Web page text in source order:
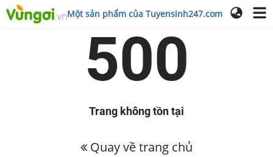
Một sản phẩm của Tuyensinh247.com
500
Trang không tồn tại
Quay về trang chủ